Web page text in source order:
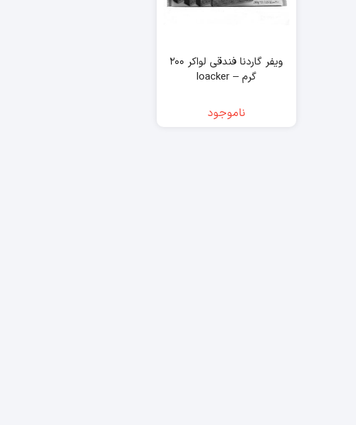
ویفر گاردنا فندقی لواکر ۲۰۰
گرم – loacker
ناموجود